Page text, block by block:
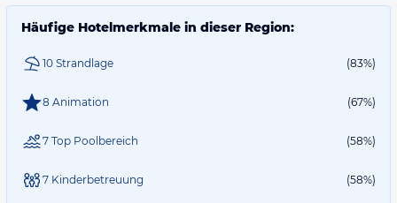
Häufige Hotelmerkmale in dieser Region:
10 Strandlage (83%)
8 Animation (67%)
7 Top Poolbereich (58%)
7 Kinderbetreuung (58%)